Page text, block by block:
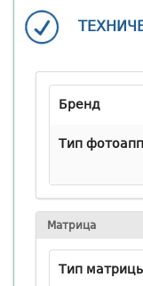
Бренд
Тип
Матрица
Тип